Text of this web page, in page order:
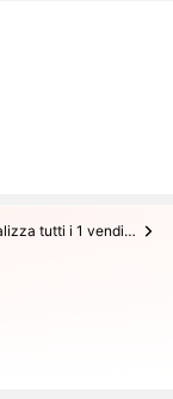
Visualizza tutti i 1 venditori